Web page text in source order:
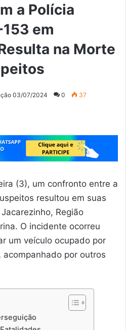
a Polícia
em
na Morte
03/07/2024 0 37
(3), um confronto entre a
resultou em suas
Região
O incidente ocorreu
um veículo ocupado por
por outros